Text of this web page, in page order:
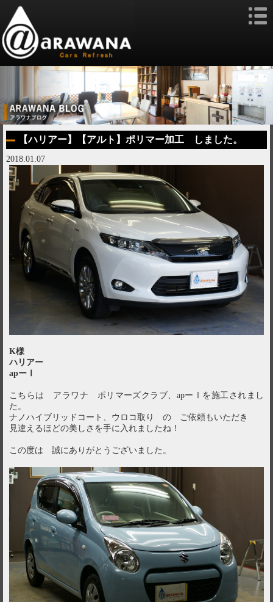
【ハリアー】【アルト】ポリマー加工 しました。
2018.01.07
K様
ハリアー
apーⅠ
こちらは アラワナ ポリマーズクラブ、apーⅠを施工されまし
た。
ナノハイブリッドコート、ウロコ取り の ご依頼もいただき
見違えるほどの美しさを手に入れましたね！
この度は 誠にありがとうございました。